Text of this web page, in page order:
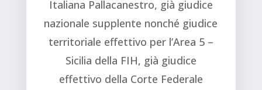
Italiana Pallacanestro, già giudice
nazionale supplente nonché giudice
territoriale effettivo per l’Area 5 –
Sicilia della FIH, già giudice
effettivo della Corte Federale